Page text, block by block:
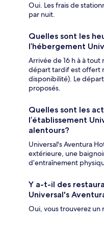
Oui. Les frais de
par nuit.
Quelles sont les
l’hébergement
Arrivée de 16 h à à tout
départ tardif est offert
disponibilité). Le
proposés.
Quelles sont les
l’établissement
alentours?
Universal's Aventura
extérieure, une
d’entraînement
Y a-t-il des
Universal's
Oui, vous trouverez un